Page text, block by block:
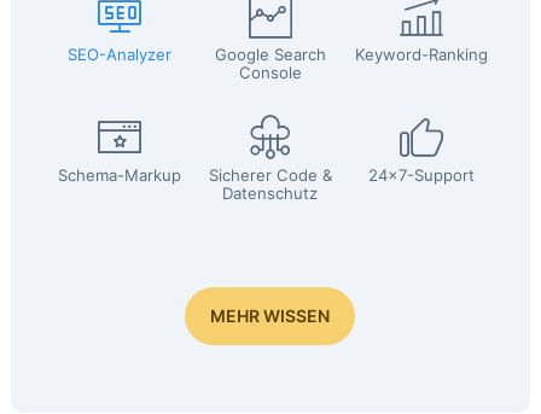
SEO-Analyzer
Google Search
Console
Keyword-Ranking
Schema-Markup
Sicherer Code &
Datenschutz
24x7-Support
MEHR WISSEN